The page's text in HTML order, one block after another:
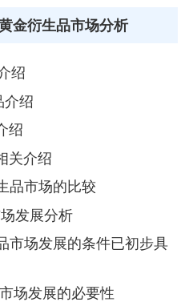
金衍生品市场分析
绍
介绍
绍
关介绍
品市场的比较
发展分析
场发展的条件已初步具
场发展的必要性